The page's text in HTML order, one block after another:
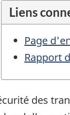
Liens
Page
Rapport
des